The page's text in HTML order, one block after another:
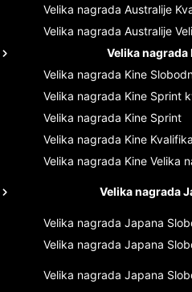
Velika nagrada Australije
Velika nagrada Australije
Velika nagrada
Velika nagrada Kine
Velika nagrada Kine Sprint
Velika nagrada Kine Sprint
Velika nagrada Kine
Velika nagrada Kine Velika
Velika nagrada
Velika nagrada Japana
Velika nagrada Japana
Velika nagrada Japana